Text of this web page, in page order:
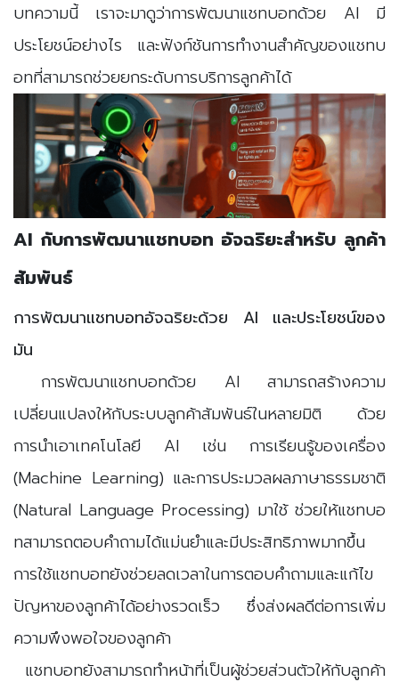
บทความนี้ เราจะมาดูว่าการพัฒนาแชทบอทด้วย AI มี
ประโยชน์อย่างไร และฟังก์ชันการทำงานสำคัญของแชทบ
อทที่สามารถช่วยยกระดับการบริการลูกค้าได้
AI กับการพัฒนาแชทบอท อัจฉริยะสำหรับ ลูกค้า
สัมพันธ์
การพัฒนาแชทบอทอัจฉริยะด้วย AI และประโยชน์ของ
มัน
การพัฒนาแชทบอทด้วย AI สามารถสร้างความ
เปลี่ยนแปลงให้กับระบบลูกค้าสัมพันธ์ในหลายมิติ ด้วย
การนำเอาเทคโนโลยี AI เช่น การเรียนรู้ของเครื่อง
(Machine Learning) และการประมวลผลภาษาธรรมชาติ
(Natural Language Processing) มาใช้ ช่วยให้แชทบอ
ทสามารถตอบคำถามได้แม่นยำและมีประสิทธิภาพมากขึ้น
การใช้แชทบอทยังช่วยลดเวลาในการตอบคำถามและแก้ไข
ปัญหาของลูกค้าได้อย่างรวดเร็ว ซึ่งส่งผลดีต่อการเพิ่ม
ความพึงพอใจของลูกค้า
แชทบอทยังสามารถทำหน้าที่เป็นผู้ช่วยส่วนตัวให้กับลูกค้า